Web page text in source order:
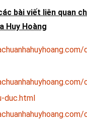
bài viết liên quan
Huy Hoàng
duc.html